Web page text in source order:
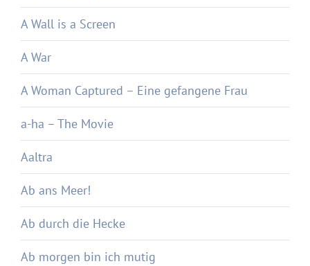
A Wall is a Screen
A War
A Woman Captured – Eine gefangene Frau
a-ha – The Movie
Aaltra
Ab ans Meer!
Ab durch die Hecke
Ab morgen bin ich mutig